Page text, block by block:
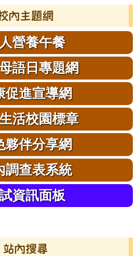
內主題網
營養午餐
語日專題網
促進宣導網
活校園標章
夥伴分享網
調查表系統
資訊面板
站內搜尋